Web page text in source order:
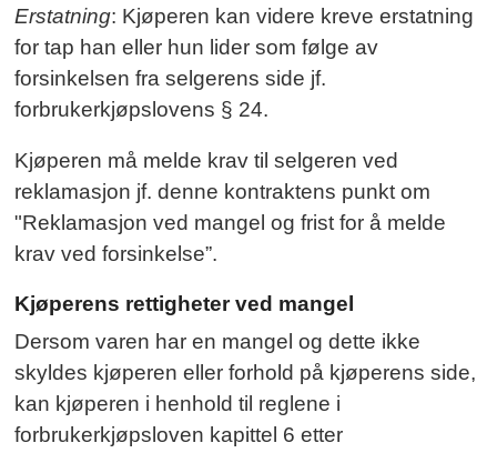
Erstatning: Kjøperen kan videre kreve erstatning
for tap han eller hun lider som følge av
forsinkelsen fra selgerens side jf.
forbrukerkjøpslovens § 24.
Kjøperen må melde krav til selgeren ved
reklamasjon jf. denne kontraktens punkt om
"Reklamasjon ved mangel og frist for å melde
krav ved forsinkelse”.
Kjøperens rettigheter ved mangel
Dersom varen har en mangel og dette ikke
skyldes kjøperen eller forhold på kjøperens side,
kan kjøperen i henhold til reglene i
forbrukerkjøpsloven kapittel 6 etter